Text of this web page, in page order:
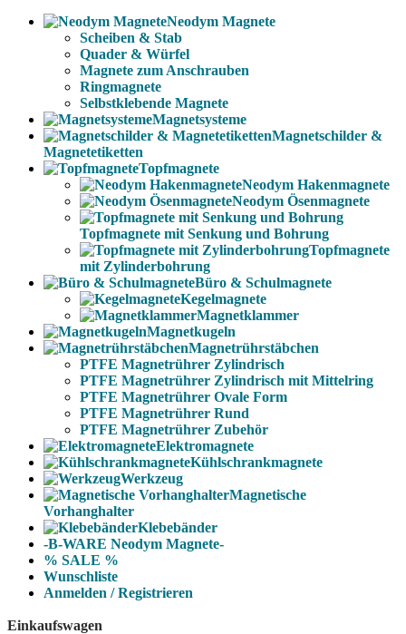
Neodym Magnete
Scheiben & Stab
Quader & Würfel
Magnete zum Anschrauben
Ringmagnete
Selbstklebende Magnete
Magnetsysteme
Magnetschilder &
Magnetetiketten
Topfmagnete
Neodym Hakenmagnete
Neodym Ösenmagnete
Topfmagnete mit Senkung und Bohrung
Topfmagnete
mit Zylinderbohrung
Büro & Schulmagnete
Kegelmagnete
Magnetklammer
Magnetkugeln
Magnetrührstäbchen
PTFE Magnetrührer Zylindrisch
PTFE Magnetrührer Zylindrisch mit Mittelring
PTFE Magnetrührer Ovale Form
PTFE Magnetrührer Rund
PTFE Magnetrührer Zubehör
Elektromagnete
Kühlschrankmagnete
Werkzeug
Magnetische
Vorhanghalter
Klebebänder
-B-WARE Neodym Magnete-
% SALE %
Wunschliste
Anmelden / Registrieren
Einkaufswagen